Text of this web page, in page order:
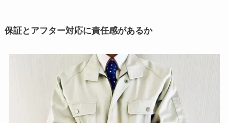
保証とアフター対応に責任感があるか